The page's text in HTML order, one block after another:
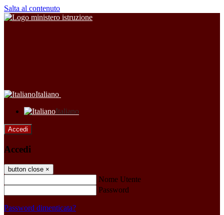
Salta al contenuto
Italiano
Italiano
Accedi
Accedi
button close ×
Nome Utente
Password
Password dimenticata?